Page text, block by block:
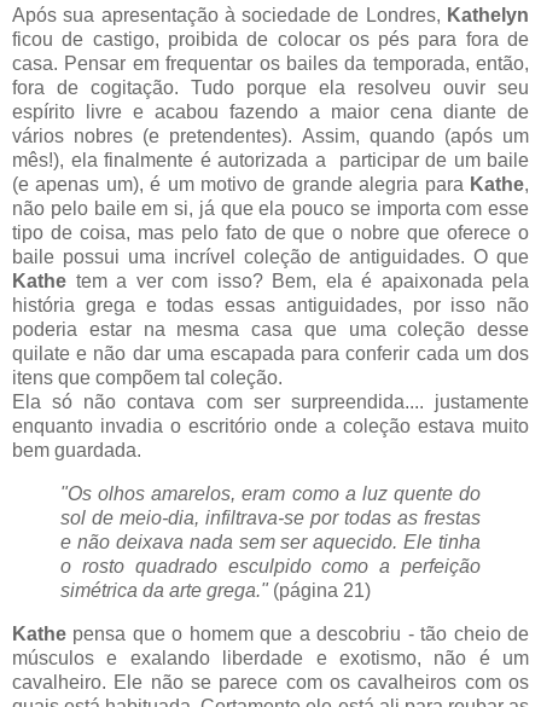
Após sua apresentação à sociedade de Londres, Kathelyn
ficou de castigo, proibida de colocar os pés para fora de
casa. Pensar em frequentar os bailes da temporada, então,
fora de cogitação. Tudo porque ela resolveu ouvir seu
espírito livre e acabou fazendo a maior cena diante de
vários nobres (e pretendentes). Assim, quando (após um
mês!), ela finalmente é autorizada a participar de um baile
(e apenas um), é um motivo de grande alegria para Kathe,
não pelo baile em si, já que ela pouco se importa com esse
tipo de coisa, mas pelo fato de que o nobre que oferece o
baile possui uma incrível coleção de antiguidades. O que
Kathe tem a ver com isso? Bem, ela é apaixonada pela
história grega e todas essas antiguidades, por isso não
poderia estar na mesma casa que uma coleção desse
quilate e não dar uma escapada para conferir cada um dos
itens que compõem tal coleção.
Ela só não contava com ser surpreendida.... justamente
enquanto invadia o escritório onde a coleção estava muito
bem guardada.
"Os olhos amarelos, eram como a luz quente do
sol de meio-dia, infiltrava-se por todas as frestas
e não deixava nada sem ser aquecido. Ele tinha
o rosto quadrado esculpido como a perfeição
simétrica da arte grega." (página 21)
Kathe pensa que o homem que a descobriu - tão cheio de
músculos e exalando liberdade e exotismo, não é um
cavalheiro. Ele não se parece com os cavalheiros com os